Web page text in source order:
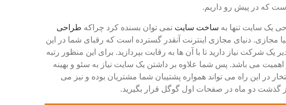
که در پیش رو داریم.
یک سایت تنها به ساخت سایت نمی توان بسنده کرد چراکه طراحی
مجازی. دنیای مجازی اینترنت آنقدر گسترده است که رقبای شما در این
شرکت نیاز دارید تا با آن ها به رقابت بپردازید. برای این منظور رتبه
می باشد. پس شما علاوه بر داشتن یک سایت نیاز به سئو و بهینه
در این راه می تواند همواره پشتیبان شما مشتریان بوده و نیز می
گذشت دو ماه در صفحات اول گوگل قرار بگیرید.